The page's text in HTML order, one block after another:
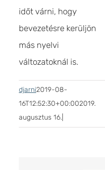
időt várni, hogy
bevezetésre kerüljön
más nyelvi
változatoknál is.
djarni2019-08-
16T12:52:30+00:002019.
augusztus 16.